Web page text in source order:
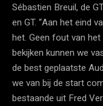
Sébastien Breuil, de
en GT. “Aan het eind
het. Geen fout van
bekijken kunnen we
de best geplaatste
we van bij de start
bestaande uit Fred